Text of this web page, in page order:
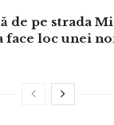
de pe strada
face loc unei